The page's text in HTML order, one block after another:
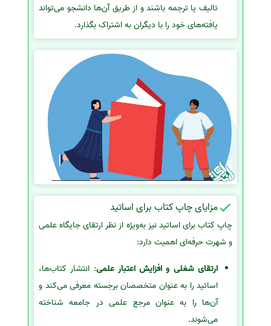
تالیف یا ترجمه باشند و از طریق آن‌ها دانشجو می‌تواند
یافته‌های خود را با دیگران به اشتراک بگذارد.
مزایای چاپ کتاب برای اساتید
چاپ کتاب برای اساتید نیز به‌ویژه از نظر ارتقای جایگاه علمی
و شهرت حرفه‌ای اهمیت دارد:
ارتقای شغلی و افزایش اعتبار علمی: انتشار کتاب‌ها،
اساتید را به عنوان متخصصان برجسته معرفی می‌کند و
آن‌ها را به عنوان مرجع علمی در جامعه شناخته
می‌شوند.